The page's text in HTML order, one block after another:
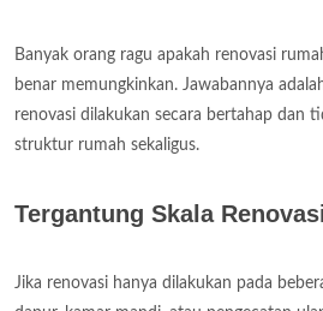
Banyak orang ragu apakah renovasi
benar memungkinkan. Jawabannya
renovasi dilakukan secara bertahap dan
struktur rumah sekaligus.
Tergantung Skala
Jika renovasi hanya dilakukan pada